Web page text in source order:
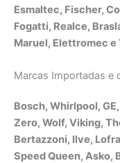
Esmaltec, Fischer,
Fogatti, Realce,
Maruel, Elettromec e
Marcas Importadas e
Bosch, Whirlpool,
Zero, Wolf, Viking,
Bertazzoni, Ilve,
Speed Queen, Asko,